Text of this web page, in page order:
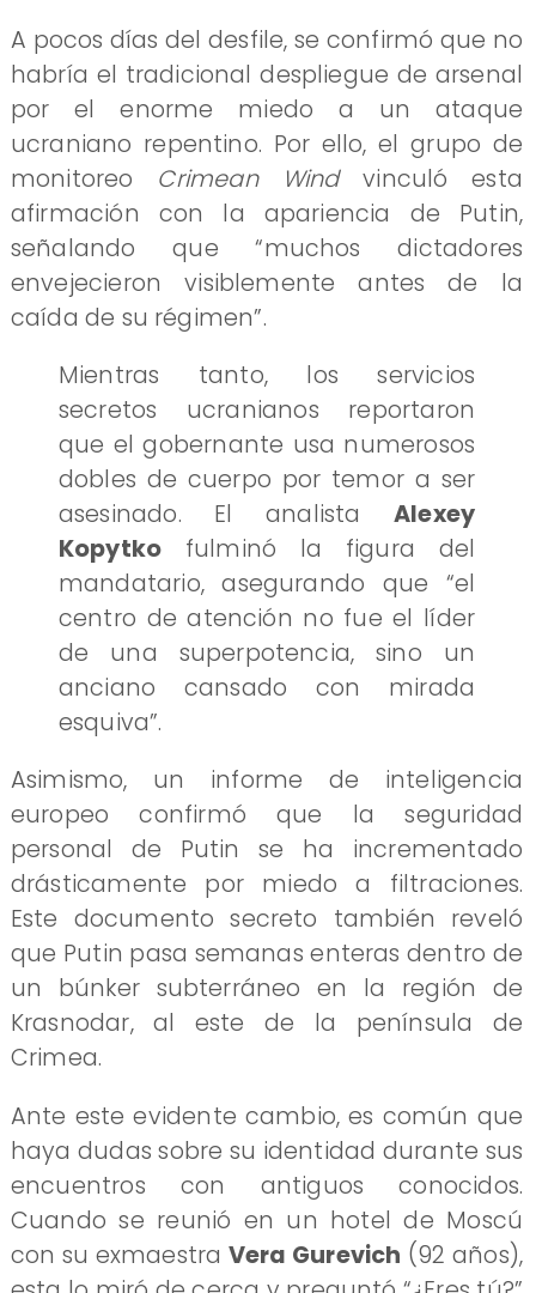
A pocos días del desfile, se confirmó que no
habría el tradicional despliegue de arsenal
por el enorme miedo a un ataque
ucraniano repentino. Por ello, el grupo de
monitoreo Crimean Windvinculó esta
afirmación con la apariencia de Putin,
señalando que “muchos dictadores
envejecieron visiblemente antes de la
caída de su régimen”.
Mientras tanto, los servicios
secretos ucranianos reportaron
que el gobernante usa numerosos
dobles de cuerpo por temor a ser
asesinado. El analista Alexey
Kopytko fulminó la figura del
mandatario, asegurando que “el
centro de atención no fue el líder
de una superpotencia, sino un
anciano cansado con mirada
esquiva”.
Asimismo, un informe de inteligencia
europeo confirmó que la seguridad
personal de Putin se ha incrementado
drásticamente por miedo a filtraciones.
Este documento secreto también reveló
que Putin pasa semanas enteras dentro de
un búnker subterráneo en la región de
Krasnodar, al este de la península de
Crimea.
Ante este evidente cambio, es común que
haya dudas sobre su identidad durante sus
encuentros con antiguos conocidos.
Cuando se reunió en un hotel de Moscú
con su exmaestra Vera Gurevich (92 años),